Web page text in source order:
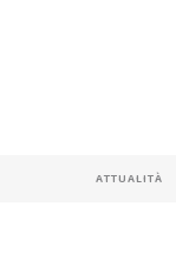
ATTUALITÀ